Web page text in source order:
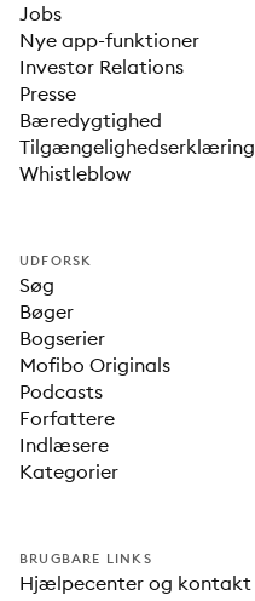
Jobs
Nye app-funktioner
Investor Relations
Presse
Bæredygtighed
Tilgængelighedserklæring
Whistleblow
UDFORSK
Søg
Bøger
Bogserier
Mofibo Originals
Podcasts
Forfattere
Indlæsere
Kategorier
BRUGBARE LINKS
Hjælpecenter og kontakt